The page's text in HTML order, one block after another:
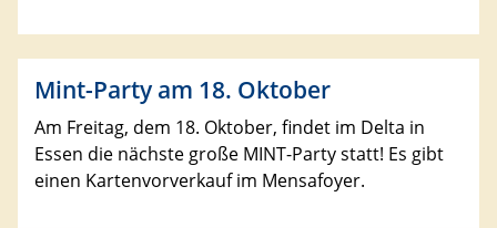
Mint-Party am 18. Oktober
Am Freitag, dem 18. Oktober, findet im Delta in
Essen die nächste große MINT-Party statt! Es gibt
einen Kartenvorverkauf im Mensafoyer.